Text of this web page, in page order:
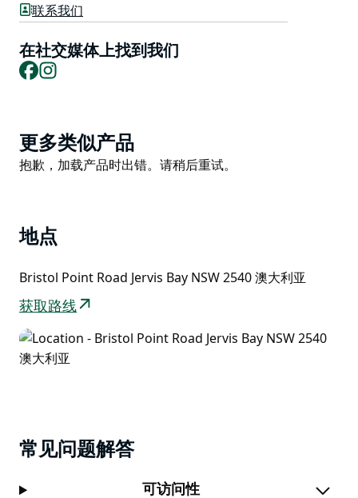
这处风景如画的地点是游泳、浮潜和探索潮间带岩池的理
的其他海滩，欣赏更加令人叹为观止的美景，体验更加精
彩的旅程。
联系我们
在社交媒体上找到我们
Facebook
Product
List
更多类似产品
Product
抱歉，加载产品时出错。请稍后重试。
地点
Bristol Point Road Jervis Bay NSW 2540 澳大利亚
获取路线
常见问题解答
可访问性